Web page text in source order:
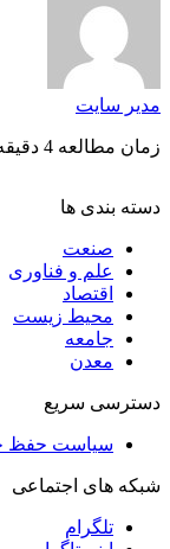
مدیر سایت
زمان مطالعه 4 دقیقه
دسته بندی ها
صنعت
علم و فناوری
اقتصاد
محیط زیست
جامعه
معدن
دسترسی سریع
سیاست حفظ
شبکه های اجتماعی
تلگرام